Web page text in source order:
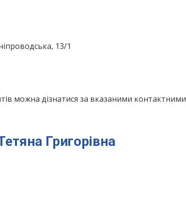
13/1
можна дізнатися за вказаними контактними
Григорівна